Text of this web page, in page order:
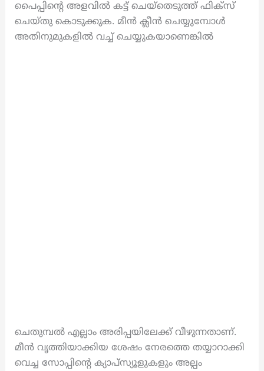
പൈപ്പിന്റെ അളവിൽ കട്ട് ചെയ്തെടുത്ത് ഫിക്സ്
ചെയ്തു കൊടുക്കുക. മീൻ ക്ലീൻ ചെയ്യുമ്പോൾ
അതിനുമുകളിൽ വച്ച് ചെയ്യുകയാണെങ്കിൽ
ചെതുമ്പൽ എല്ലാം അരിപ്പയിലേക്ക് വീഴുന്നതാണ്.
മീൻ വൃത്തിയാക്കിയ ശേഷം നേരത്തെ തയ്യാറാക്കി
വെച്ച സോപ്പിന്റെ ക്യാപ്സ്യൂളുകളും അല്പം